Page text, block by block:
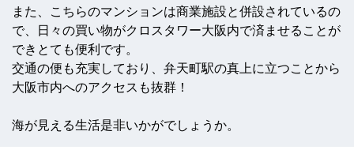
また、こちらのマンションは商業施設と併設されているの
で、日々の買い物がクロスタワー大阪内で済ませることが
できとても便利です。
交通の便も充実しており、弁天町駅の真上に立つことから
大阪市内へのアクセスも抜群！
海が見える生活是非いかがでしょうか。